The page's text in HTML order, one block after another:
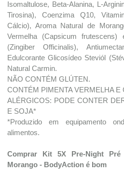
Isomaltulose, Beta-Alanina, L-
Tirosina), Coenzima Q10,
Cálcio), Aroma Natural de
Vermelha (Capsicum
(Zingiber Officinalis),
Edulcorante Glicosídeo Steviól
Natural Carmin.
NÃO CONTÉM GLÚTEN.
CONTÉM PIMENTA VERMELHA E
ALÉRGICOS: PODE CONTER
E SOJA*
*Produzido em equipamento
alimentos.
Comprar Kit 5X Pre-Night
Morango - BodyAction é bom